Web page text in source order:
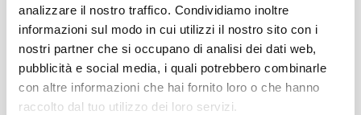
analizzare il nostro traffico. Condividiamo inoltre
informazioni sul modo in cui utilizzi il nostro sito con i
nostri partner che si occupano di analisi dei dati web,
pubblicità e social media, i quali potrebbero combinarle
con altre informazioni che hai fornito loro o che hanno
raccolto dal tuo utilizzo dei loro servizi.
Alessandro Alfonsetti